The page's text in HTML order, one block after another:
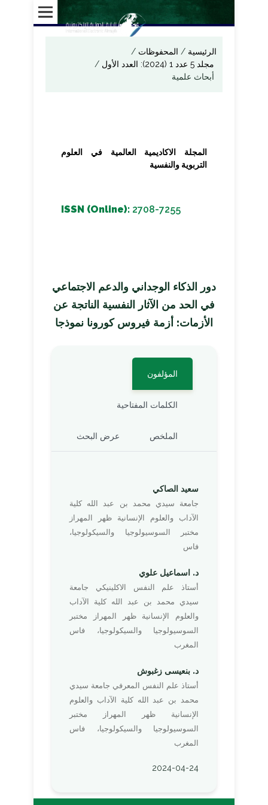
الرئيسية/ المحفوظات/
مجلد 5 عدد 1 (2024): العدد الأول
/
أبحاث علمية
المجلة الاكاديمية العالمية في العلوم
التربوية والنفسية
ISSN (Online): 2708-7255
دور الذكاء الوجداني والدعم الاجتماعي
في الحد من الآثار النفسية الناتجة عن
الأزمات: أزمة فيروس كورونا نموذجا
المؤلفون
الكلمات المفتاحية
الملخص عرض البحث
سعيد الصاكي
جامعة سيدي محمد بن عبد الله كلية
الآداب والعلوم الإنسانية ظهر المهراز
مختبر السوسيولوجيا والسيكولوجيا،
فاس
د. اسماعيل علوي
أستاذ علم النفس الاكلينيكي جامعة
سيدي محمد بن عبد الله كلية الآداب
والعلوم الإنسانية ظهر المهراز مختبر
السوسيولوجيا والسيكولوجيا، فاس
المغرب
د. بنعيسى زغبوش
أستاذ علم النفس المعرفي جامعة سيدي
محمد بن عبد الله كلية الآداب والعلوم
الإنسانية ظهر المهراز مختبر
السوسيولوجيا والسيكولوجيا، فاس
المغرب
2024-04-24